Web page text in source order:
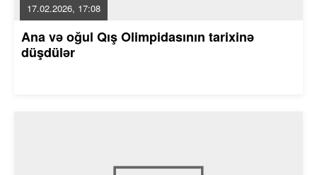
17.02.2026, 17:08
Ana və oğul Qış Olimpidasının tarixinə
düşdülər